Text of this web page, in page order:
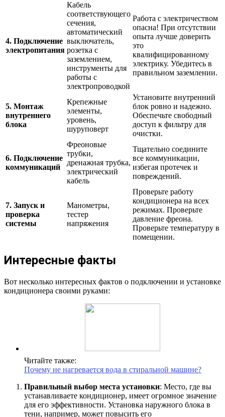
4. Подключение
электропитания
Кабель
соответствующего
сечения,
автоматический
выключатель,
розетка с
заземлением,
инструменты для
работы с
электропроводкой
Работа с электричеством
опасна! При отсутствии
опыта лучше доверить
это
квалифицированному
электрику. Убедитесь в
правильном заземлении.
5. Монтаж
внутреннего
блока
Крепежные
элементы,
уровень,
шуруповерт
Установите внутренний
блок ровно и надежно.
Обеспечьте свободный
доступ к фильтру для
очистки.
6. Подключение
коммуникаций
Фреоновые
трубки,
дренажная трубка,
электрический
кабель
Тщательно соедините
все коммуникации,
избегая протечек и
повреждений.
7. Запуск и
проверка
системы
Манометры,
тестер
напряжения
Проверьте работу
кондиционера на всех
режимах. Проверьте
давление фреона.
Проверьте температуру в
помещении.
Интересные факты
Вот несколько интересных фактов о подключении и установке
кондиционера своими руками:
Читайте также:
Почему не нагревается вода в стиральной машине?
Правильный выбор места установки: Место, где вы
устанавливаете кондиционер, имеет огромное значение
для его эффективности. Установка наружного блока в
тени, например, может повысить его